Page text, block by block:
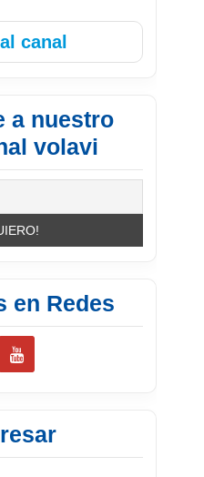
canal
a nuestro
volavi
en Redes